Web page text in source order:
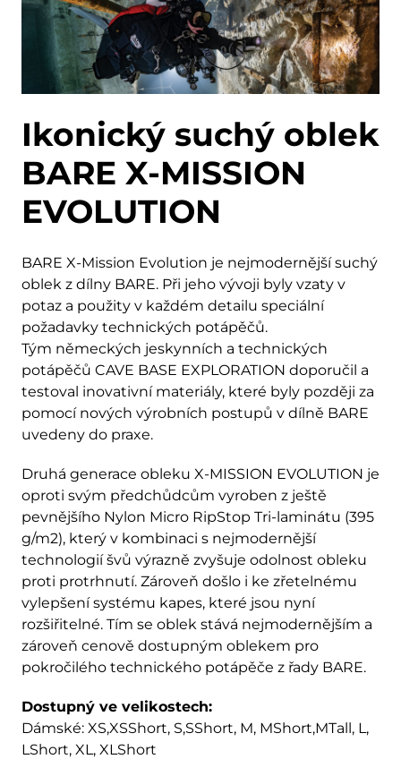
Ikonický suchý oblek
BARE X-MISSION
EVOLUTION
BARE X-Mission Evolution je nejmodernější suchý
oblek z dílny BARE. Při jeho vývoji byly vzaty v
potaz a použity v každém detailu speciální
požadavky technických potápěčů.
Tým německých jeskynních a technických
potápěčů CAVE BASE EXPLORATION doporučil a
testoval inovativní materiály, které byly později za
pomocí nových výrobních postupů v dílně BARE
uvedeny do praxe.
Druhá generace obleku X-MISSION EVOLUTION je
oproti svým předchůdcům vyroben z ještě
pevnějšího Nylon Micro RipStop Tri-laminátu (395
g/m2), který v kombinaci s nejmodernější
technologií švů výrazně zvyšuje odolnost obleku
proti protrhnutí. Zároveň došlo i ke zřetelnému
vylepšení systému kapes, které jsou nyní
rozšiřitelné. Tím se oblek stává nejmodernějším a
zároveň cenově dostupným oblekem pro
pokročilého technického potápěče z řady BARE.
Dostupný ve velikostech:
Dámské: XS,XSShort, S,SShort, M, MShort,MTall, L,
LShort, XL, XLShort